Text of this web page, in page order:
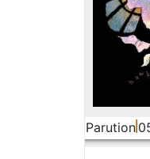
Parution